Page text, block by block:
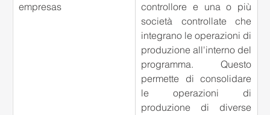
empresas
controllore e una o più
società controllate che
integrano le operazioni di
produzione all'interno del
programma. Questo
permette di consolidare
le operazioni di
produzione di diverse